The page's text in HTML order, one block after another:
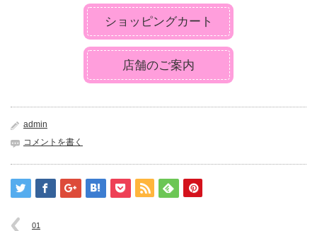
ショッピングカート
店舗のご案内
admin
コメントを書く
01